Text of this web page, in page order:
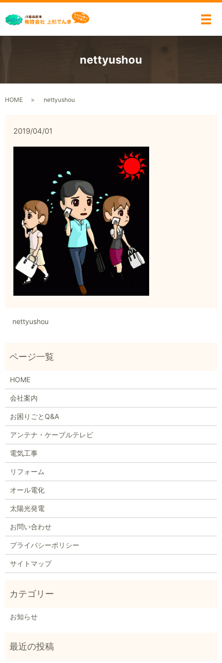
メ
nettyushou
HOME nettyushou
2019/04/01
nettyushou
HOME
会社案内
お困りごとQ&A
アンテナ・ケーブルテレビ
電気工事
リフォーム
オール電化
太陽光発電
お問い合わせ
プライバシーポリシー
サイトマップ
お知らせ